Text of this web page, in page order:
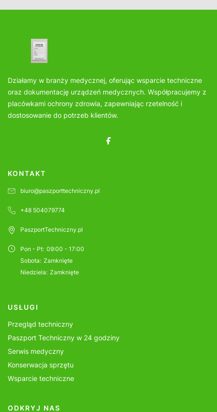
Działamy w branży medycznej, oferując wsparcie techniczne
oraz dokumentację urządzeń medycznych. Współpracujemy z
placówkami ochrony zdrowia, zapewniając rzetelność i
dostosowanie do potrzeb klientów.
KONTAKT
biuro@paszporttechniczny.pl
+48 504079774
PaszportTechniczny.pl
Pon - Pt: 09:00 - 17:00
Sobota: Zamknięte
Niedziela: Zamknięte
USŁUGI
Przegląd techniczny
Paszport Techniczny w 24 godziny
Serwis medyczny
Konserwacja sprzętu
Wsparcie techniczne
ODKRYJ NAS